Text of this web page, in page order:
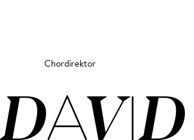
Chordirektor